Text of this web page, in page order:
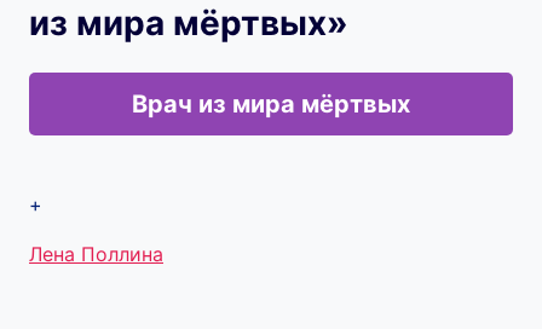
из мира мёртвых»
Врач из мира мёртвых
+
Метки
Лена Поллина